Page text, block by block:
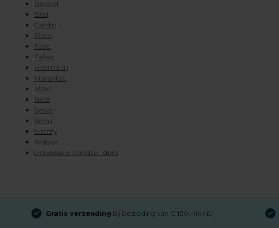
Becker
Brel
Cardin
Elero
Faac
Faher
Hormann
Marantec
Mtec
Nice
Selve
Simu
Somfy
Tedsen
Universele handzenders
Gratis verzending bij besteding van € 100,- (in NL)